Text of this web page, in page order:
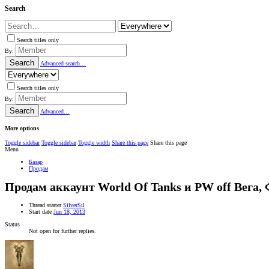
Search
Search titles only
By:
Search Advanced search…
Search titles only
By:
Search Advanced…
More options
Toggle sidebar Toggle sidebar Toggle width Share this page Share this page
Menu
Базар
Продам
Продам аккаунт World Of Tanks и PW off Вега,
Thread starter SilverSil
Start date Jun 18, 2013
Status
Not open for further replies.